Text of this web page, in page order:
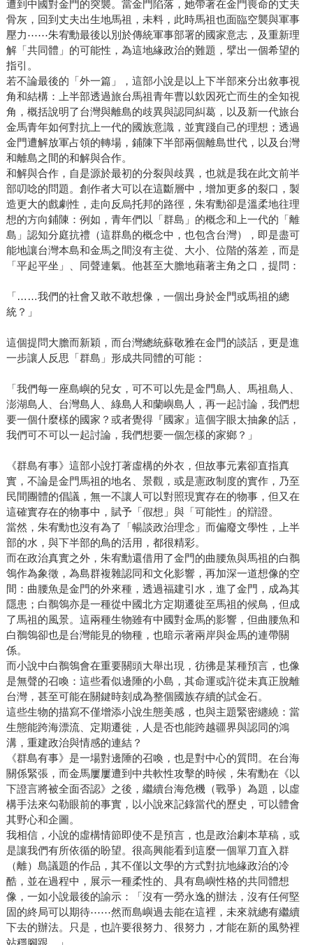
遭到中國對金門的突襲。當金門陷落，她帶著在金門喪命的丈夫
骨灰，回到丈夫出生地馬祖，未料，此時馬祖也面臨空襲與軍事
壓力⋯⋯朱宥勳最後以別於傳統軍事部署的國家意志，及重新理
解「共同體」的可能性，為這地緣政治的難題，擘出一個希望的
指引。
若不論最後的「外一篇」，這部小說是以上下半部來分出敘事視
角和結構：上半部透過旅台馬祖青年曹以欽因死亡而生的全知視
角，概括說明了台灣與離島的歧異與認同糾葛，以及新一代旅台
金馬青年如何對抗上一代的國族意識，並實踐自己的理想；透過
金門遭解放軍占領的轉場，鋪陳下半部兩個離島世代，以及台灣
和離島之間的和解與合作。
和解與合作，自是源於最初的分裂與歧異，也就是我在此文前半
部叨唸的問題。創作者大可以在這斷層中，增加更多的裂口，製
造更大的戲劇性，走向反烏托邦的路徑，朱宥勳卻是溫柔地往理
想的方向鋪陳：例如，青年們以「群島」的概念和上一代的「離
島」認知分庭抗禮（這群島的概念中，也包含台灣），即是盡可
能地讓台灣本島和金馬之間沒有主從、大小、位階的落差，而是
「平起平坐」、同聲連氣。他甚至大膽地藉著主角之口，提問：
「……我們的社會又敢不敢想像，一個出身於金門或馬祖的總
統？」
這個提問大膽而新穎，而台灣總統蘇敬雅在金門的談話，更是進
一步讓人反思「群島」形成共同體的可能：
「我們每一座島嶼的兒女，可不可以先是金門島人、馬祖島人、
澎湖島人、台灣島人、綠島人和蘭嶼島人，再一起討論，我們想
要一個什麼樣的國家？或者覺得『國家』這個字眼太抽象的話，
我們可不可以一起討論，我們想要一個怎樣的家鄉？」
《群島有事》這部小說打著虛構的外衣，但故事元素卻直指真
實，不論是金門馬祖的地名、景觀，或是憲政制度的實作，乃至
民間團體的倡議，無一不讓人可以對照現實存在的物事，但又在
這確實存在的物事中，賦予「假想」與「可能性」的辯證。
當然，朱宥勳也沒有為了「暢談政治理念」而偏廢文學性，上半
部的水，與下半部的鳥的活用，都很精彩。
而在政治真實之外，朱宥勳還借用了金門的曲腰魚與馬祖的白鶺
鴒作為象徵，為島群複雜認同和文化影響，再加深一道想像的空
間：曲腰魚是金門的外來種，透過福建引水，進了金門，成為其
隱患；白鶺鴒亦是一種從中國北方定期遷徙至馬祖的候鳥，但成
了馬祖的風景。這兩種生物雖有中國對金馬的影響，但曲腰魚和
白鶺鴒卻也是台灣能見的物種，也暗示著兩岸與金馬的連帶關
係。
而小說中白鶺鴒會在重要關頭大舉出現，彷彿是某種預言，也像
是無聲的召喚：這些看似邊陲的小島，其命運或許從未真正脫離
台灣，甚至可能在關鍵時刻成為整個國族存續的試金石。
這些生物的描寫不僅增添小說生態美感，也與主題緊密纏繞：當
生態能跨海漂流、定期遷徙，人是否也能跨越疆界與認同的鴻
溝，重建政治與情感的連結？
《群島有事》是一場對邊陲的召喚，也是對中心的質問。在台海
關係緊張，而金馬屢屢遭到中共軟性攻擊的時候，朱宥勳在《以
下證言將被全面否認》之後，繼續台海危機（戰爭）為題，以虛
構手法來勾勒眼前的事實，以小說來記錄當代的歷史，可以體會
其野心和企圖。
我相信，小說的虛構情節即使不是預言，也是政治劇本草稿，或
是讓我們有所依循的盼望。很高興能看到這麼一個單刀直入群
（離）島議題的作品，其不僅以文學的方式對抗地緣政治的冷
酷，並在過程中，展示一種柔性的、具有島嶼性格的共同體想
像，一如小說最後的諭示：「沒有一勞永逸的辦法，沒有任何堅
固的終局可以期待⋯⋯然而島嶼過去能在這裡，未來就總有繼續
下去的辦法。只是，也許要很努力、很努力，才能在新的風勢裡